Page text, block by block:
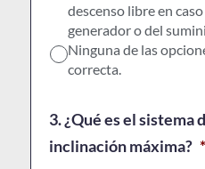
descenso libre en
generador o del
Ninguna de las
correcta.
3. ¿Qué es el sistema
inclinación máxima? *